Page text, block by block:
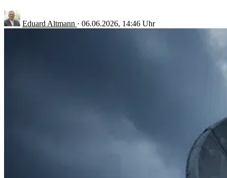
Eduard Altmann · 06.06.2026, 14:46 Uhr